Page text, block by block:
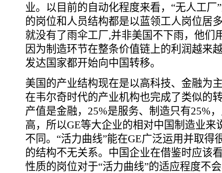
业。以目前的自动化程度来看，“无人工
的岗位和人员结构都是以蓝领工人岗位居
就没有了雨伞工厂,并非美国不下雨，他们
因为制造环节在整条价值链上的利润越来
发达国家都开始向中国转移。
美国的产业结构现在是以高科技、金融为
在韦尔奇时代的产业机构也完成了类似的
产值是金融，25%是服务、制造只有25%
高，所以GE等大企业的相对中国制造业来
不同。“活力曲线”能在GE广泛运用并取得
的结构不无关系。中国企业在借鉴时应该
性质的岗位对于“活力曲线”的适应程度不